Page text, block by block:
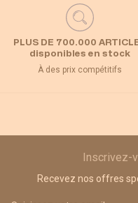
PLUS DE 700.000
disponibles en stock
À des prix compétitifs
Inscrivez-
Recevez nos offres